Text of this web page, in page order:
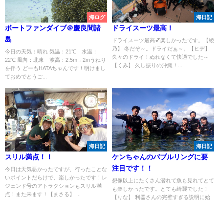
海ログ
ボートファンダイブ＠慶良間諸
島
今日の天気：晴れ 気温：21℃ 水温：
22℃ 風向：北東 波高：2.5m→2mうねり
を伴う どーもHATAちゃんです！明けまし
ておめでとうご...
海日記
ドライスーツ最高！
ドライスーツ最高💕楽しかったです。【綾
乃】 冬だぞ～。ドライだぁ～。【ヒデ】
久々のドライ！ぬれなくて快適でした～
【くみ】 久し振りの沖縄！...
海日記
スリル満点！！
今日は天気悪かったですが、行ったことな
いポイントだらけで、楽しかったです！レ
ジェンド号のアトラクションもスリル満
点！また来ます！【まさる】 ...
海日記
ケンちゃんのバブルリングに要
注目です！！
想像以上にたくさん潜れて魚も見れてとて
も楽しかったです。とても綺麗でした！
【りな】 利器さんの完璧すぎる説明に始